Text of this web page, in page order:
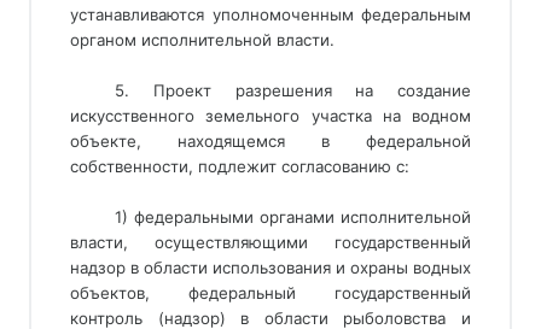
устанавливаются уполномоченным федеральным
органом исполнительной власти.
5. Проект разрешения на создание
искусственного земельного участка на водном
объекте, находящемся в федеральной
собственности, подлежит согласованию с:
1) федеральными органами исполнительной
власти, осуществляющими государственный
надзор в области использования и охраны водных
объектов, федеральный государственный
контроль (надзор) в области рыболовства и